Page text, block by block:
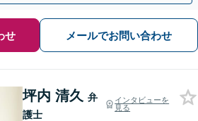
せ メールでお問い合わせ
坪内 清久 弁
護士
インタビューを
見る